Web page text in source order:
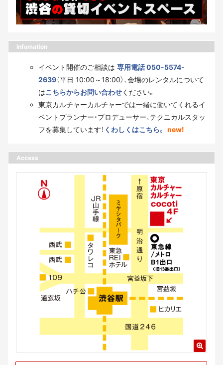
Infomation
イベント開催のご相談は 専用電話 050-5574-
2639（平日 10:00～18:00）、会場のレンタルについて
はこちらからお問い合わせください。
東京カルチャーカルチャーでは一緒に働いてくれるイ
ベントプランナー・プロデューサー、テクニカルスタッ
フを募集しています！ くわしくはこちら。 new!
Access